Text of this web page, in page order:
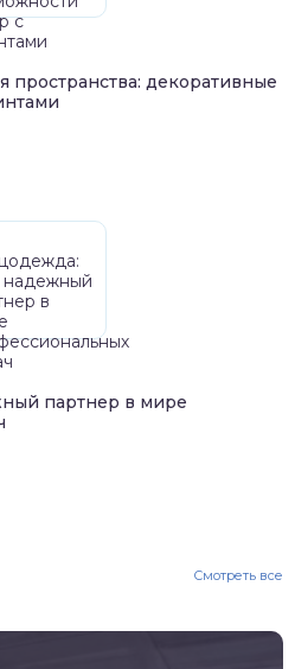
пространства: декоративные
партнер в мире
Смотреть все